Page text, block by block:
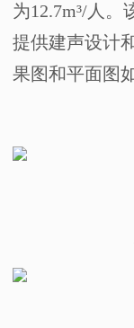
为12.7m³/人。
提供建声设计
果图和平面图